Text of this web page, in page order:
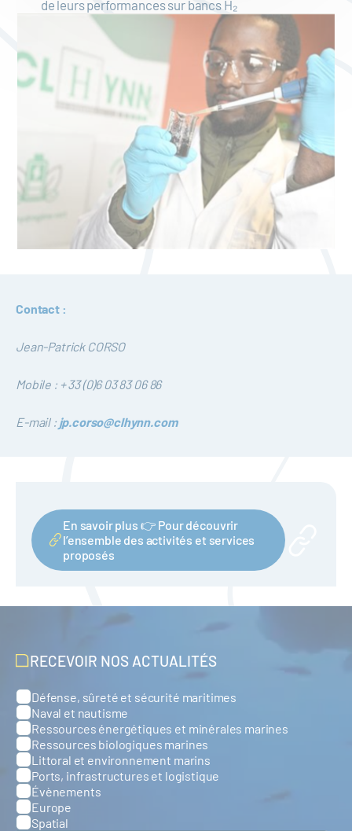
de leurs performances sur bancs H₂
Contact :
Jean-Patrick CORSO
Mobile : + 33 (0)6 03 83 06 86
E-mail : jp.corso@clhynn.com
En savoir plus 👉 Pour découvrir
l’ensemble des activités et services
proposés
RECEVOIR NOS ACTUALITÉS
Catégories
Défense, sûreté et sécurité maritimes
Naval et nautisme
Ressources énergétiques et minérales marines
Ressources biologiques marines
Littoral et environnement marins
Ports, infrastructures et logistique
Évènements
Europe
Spatial